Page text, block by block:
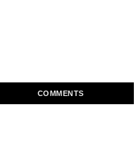
COMMENTS